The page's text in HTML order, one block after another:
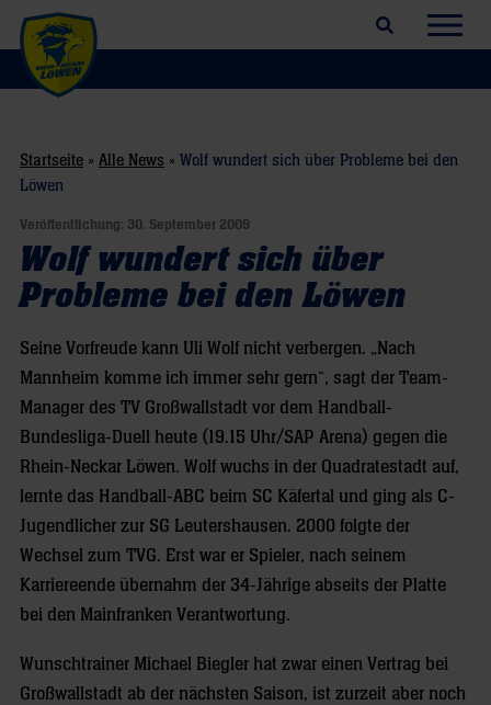
Suchfeld öffnen
Startseite » Alle News » Wolf wundert sich über Probleme bei den
Löwen
Veröffentlichung: 30. September 2009
Wolf wundert sich über
Probleme bei den Löwen
Seine Vorfreude kann Uli Wolf nicht verbergen. „Nach
Mannheim komme ich immer sehr gern“, sagt der Team-
Manager des TV Großwallstadt vor dem Handball-
Bundesliga-Duell heute (19.15 Uhr/SAP Arena) gegen die
Rhein-Neckar Löwen. Wolf wuchs in der Quadratestadt auf,
lernte das Handball-ABC beim SC Käfertal und ging als C-
Jugendlicher zur SG Leutershausen. 2000 folgte der
Wechsel zum TVG. Erst war er Spieler, nach seinem
Karriereende übernahm der 34-Jährige abseits der Platte
bei den Mainfranken Verantwortung.
Wunschtrainer Michael Biegler hat zwar einen Vertrag bei
Großwallstadt ab der nächsten Saison, ist zurzeit aber noch